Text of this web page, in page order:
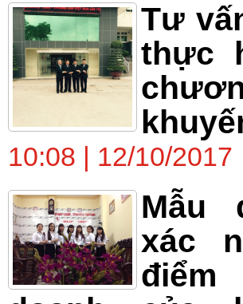
Tư
thực
10:08 | 12/10/2017
Mẫu
xác